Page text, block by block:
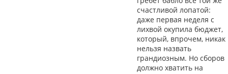
счастливой лопатой:
даже первая неделя с
лихвой окупила бюджет,
который, впрочем, никак
нельзя назвать
грандиозным. Но сборов
должно хватить на